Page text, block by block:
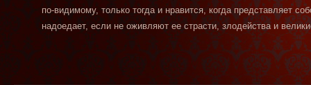
по-видимому, только тогда и нравится, когда представляет
надоедает, если не оживляют ее страсти, злодейства и